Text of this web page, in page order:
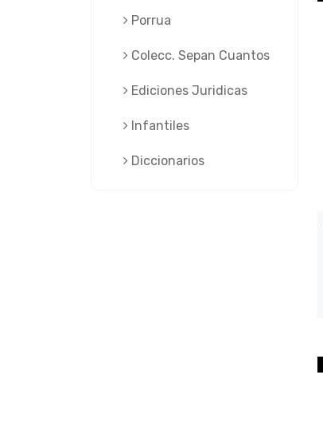
Porrua
Colecc. Sepan Cuantos
Ediciones Juridicas
Infantiles
Diccionarios